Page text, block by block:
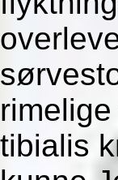
tibialis